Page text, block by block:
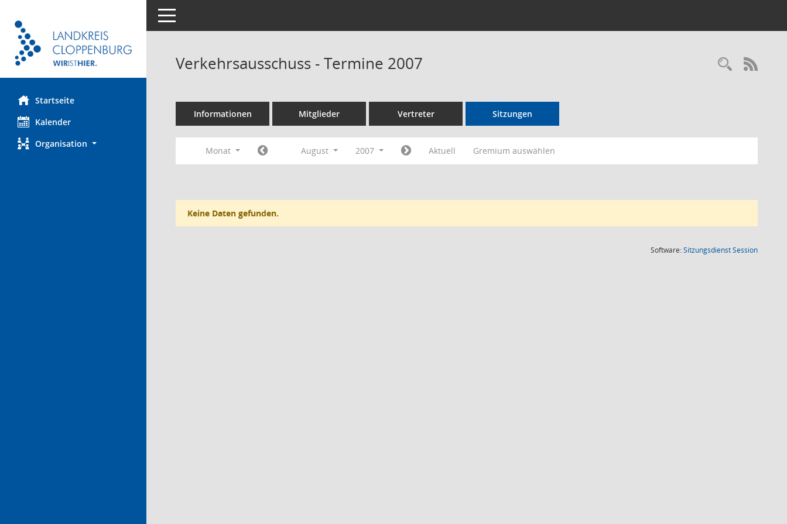
Startseite
Kalender
Organisation
Toggle navigation
Verkehrsausschuss - Termine 2007
Informationen Mitglieder Vertreter Sitzungen
Monat August 2007 Aktuell Gremium auswählen
Keine Daten gefunden.
Software:SitzungsdienstSession(Wird in